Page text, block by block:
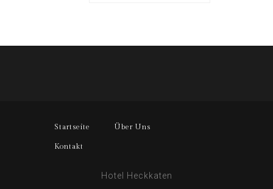
Startseite Über Uns
Kontakt
Hotel Heckkaten